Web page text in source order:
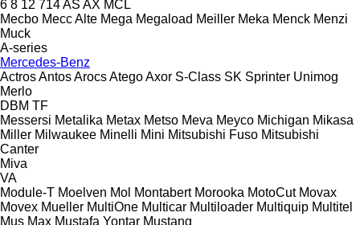
6 8 12 714AS AX MCL
Mecbo Mecc Alte Mega Megaload Meiller Meka Menck Menzi
Muck
A-series
Mercedes-Benz
ActrosAntosArocsAtegoAxor S-Class SK Sprinter Unimog
Merlo
DBM TF
Messersi Metalika Metax Metso Meva Meyco Michigan Mikasa
Miller Milwaukee Minelli Mini Mitsubishi Fuso Mitsubishi
Canter
Miva
VA
Module-T Moelven Mol Montabert Morooka MotoCut Movax
Movex Mueller MultiOne Multicar Multiloader Multiquip Multitel
Mus Max Mustafa Yontar Mustang